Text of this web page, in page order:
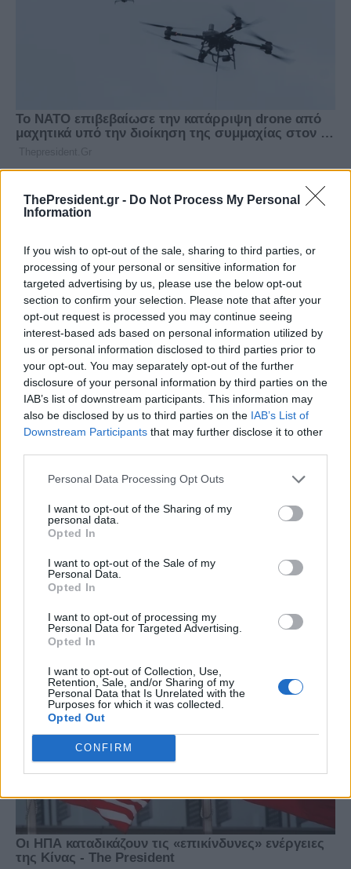
ThePresident.gr - Do Not Process My Personal
Information
If you wish to opt-out of the sale, sharing to third parties, or
processing of your personal or sensitive information for
targeted advertising by us, please use the below opt-out
section to confirm your selection. Please note that after your
opt-out request is processed you may continue seeing
interest-based ads based on personal information utilized by
us or personal information disclosed to third parties prior to
your opt-out. You may separately opt-out of the further
disclosure of your personal information by third parties on the
IAB’s list of downstream participants. This information may
also be disclosed by us to third parties on the IAB’s List of
Downstream Participants that may further disclose it to other
Personal Data Processing Opt Outs
I want to opt-out of the Sharing of my
personal data.
Opted In
I want to opt-out of the Sale of my
Personal Data.
Opted In
I want to opt-out of processing my
Personal Data for Targeted Advertising.
Opted In
I want to opt-out of Collection, Use,
Retention, Sale, and/or Sharing of my
Personal Data that Is Unrelated with the
Purposes for which it was collected.
Opted Out
CONFIRM